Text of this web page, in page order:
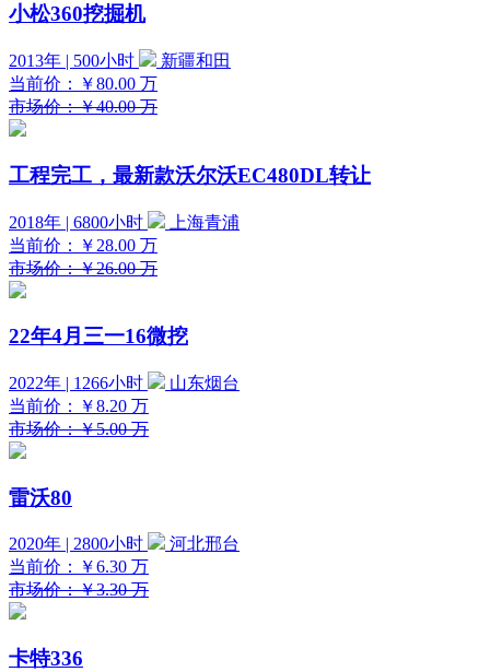
小松360挖掘机
2013年 | 500小时
新疆和田
当前价：
￥80.00 万
市场价：￥40.00 万
工程完工，最新款沃尔沃EC480DL转让
2018年 | 6800小时
上海青浦
当前价：
￥28.00 万
市场价：￥26.00 万
22年4月三一16微挖
2022年 | 1266小时
山东烟台
当前价：
￥8.20 万
市场价：￥5.00 万
雷沃80
2020年 | 2800小时
河北邢台
当前价：
￥6.30 万
市场价：￥3.30 万
卡特336